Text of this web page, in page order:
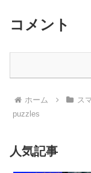
コメント
ホーム ス
puzzles
人気記事